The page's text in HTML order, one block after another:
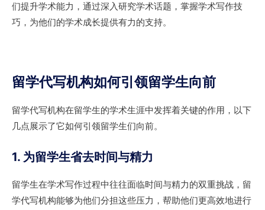
们提升学术能力，通过深入研究学术话题，掌握学术写作技
巧，为他们的学术成长提供有力的支持。
留学代写机构如何引领留学生向前
留学代写机构在留学生的学术生涯中发挥着关键的作用，以下
几点展示了它如何引领留学生们向前。
1. 为留学生省去时间与精力
留学生在学术写作过程中往往面临时间与精力的双重挑战，留
学代写机构能够为他们分担这些压力，帮助他们更高效地进行